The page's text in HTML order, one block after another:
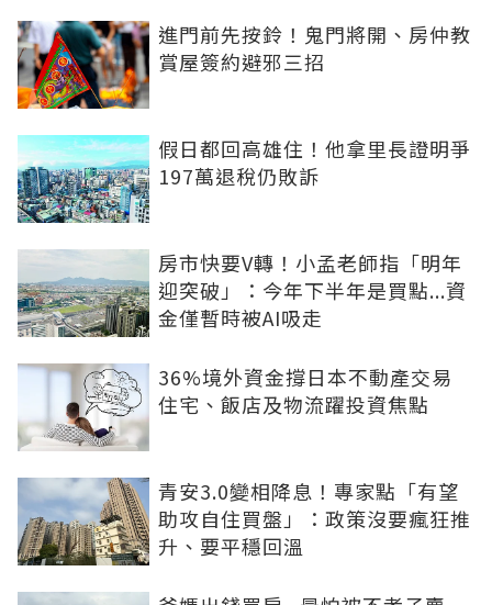
進門前先按鈴！鬼門將開、房仲教
賞屋簽約避邪三招
假日都回高雄住！他拿里長證明爭
197萬退稅仍敗訴
房市快要V轉！小孟老師指「明年
迎突破」：今年下半年是買點...資
金僅暫時被AI吸走
36%境外資金撐日本不動產交易
住宅、飯店及物流躍投資焦點
青安3.0變相降息！專家點「有望
助攻自住買盤」：政策沒要瘋狂推
升、要平穩回溫